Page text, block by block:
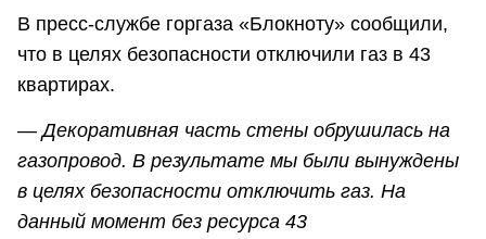
В пресс-службе горгаза «Блокноту» сообщили,
что в целях безопасности отключили газ в 43
квартирах.
— Декоративная часть стены обрушилась на
газопровод. В результате мы были вынуждены
в целях безопасности отключить газ. На
данный момент без ресурса 43